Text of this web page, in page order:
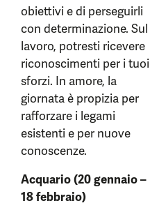
obiettivi e di perseguirli
con determinazione. Sul
lavoro, potresti ricevere
riconoscimenti per i tuoi
sforzi. In amore, la
giornata è propizia per
rafforzare i legami
esistenti e per nuove
conoscenze.
Acquario (20 gennaio –
18 febbraio)